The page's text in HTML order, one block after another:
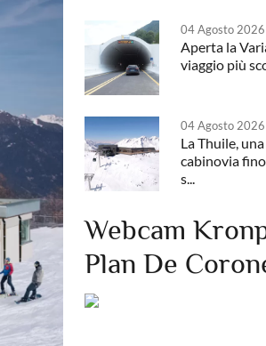
04 Agosto 2026
Aperta la
viaggio più
04 Agosto 2026
La Thuile,
cabinovia
s...
Webcam
Plan De